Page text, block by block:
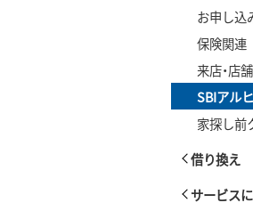
お申し込
保険関連
来店・店舗
SBIアル
家探し前
借り換え
サービス